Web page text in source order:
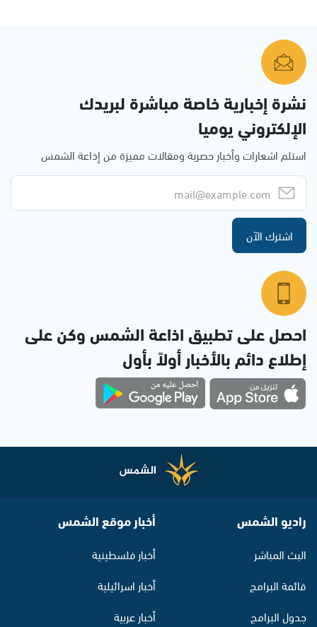
نشرة إخبارية خاصة مباشرة لبريدك
الإلكتروني يوميا
استلم اشعارات وأخبار حصرية ومقالات مميزة من إذاعة الشمس
اشترك الآن
احصل على تطبيق اذاعة الشمس وكن على
إطلاع دائم بالأخبار أولاً بأول
راديو الشمس
البث المباشر
قائمة البرامج
جدول البرامج
أخبار موقع الشمس
أخبار فلسطينية
أخبار اسرائيلية
أخبار عربية